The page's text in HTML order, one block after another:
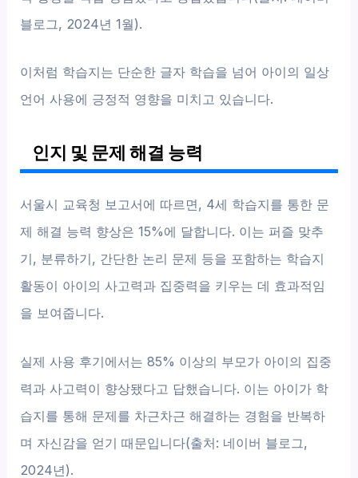
블로그, 2024년 1월).
이처럼 학습지는 단순한 글자 학습을 넘어 아이의 일상
언어 사용에 긍정적 영향을 미치고 있습니다.
인지 및 문제 해결 능력
서울시 교육청 보고서에 따르면, 4세 학습지를 통한 문
제 해결 능력 향상은 15%에 달합니다. 이는 퍼즐 맞추
기, 분류하기, 간단한 논리 문제 등을 포함하는 학습지
활동이 아이의 사고력과 집중력을 키우는 데 효과적임
을 보여줍니다.
실제 사용 후기에서는 85% 이상의 부모가 아이의 집중
력과 사고력이 향상됐다고 답했습니다. 이는 아이가 학
습지를 통해 문제를 차근차근 해결하는 경험을 반복하
며 자신감을 얻기 때문입니다(출처: 네이버 블로그,
2024년).